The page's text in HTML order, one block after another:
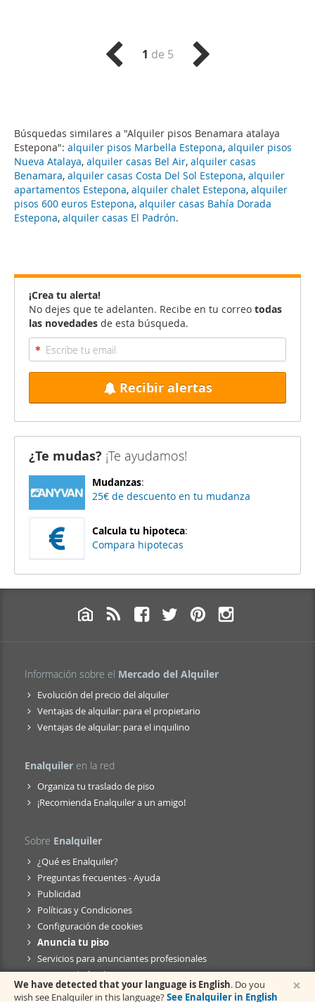
Búsquedas similares a "Alquiler pisos Benamara atalaya
Estepona": alquiler pisos Marbella Estepona, alquiler pisos
Nueva Atalaya, alquiler casas Bel Air, alquiler casas
Benamara, alquiler casas Costa Del Sol Estepona, alquiler
apartamentos Estepona, alquiler chalet Estepona, alquiler
pisos 600 euros Estepona, alquiler casas Bahía Dorada
Estepona, alquiler casas El Padrón.
1 de 5
¡Crea tu alerta!
No dejes que te adelanten. Recibe en tu correo todas
las novedades de esta búsqueda.
Recibir alertas
¿Te mudas? ¡Te ayudamos!
Mudanzas:
25€ de descuento en tu mudanza
Calcula tu hipoteca:
Compara hipotecas
Información sobre el Mercado del Alquiler
Evolución del precio del alquiler
Ventajas de alquilar: para el propietario
Ventajas de alquilar: para el inquilino
Enalquiler en la red
Organiza tu traslado de piso
¡Recomienda Enalquiler a un amigo!
Sobre Enalquiler
¿Qué es Enalquiler?
Preguntas frecuentes - Ayuda
Publicidad
Políticas y Condiciones
Configuración de cookies
Anuncia tu piso
Servicios para anunciantes profesionales
Anuncio de fusión
×
We have detected that your language is English. Do you
wish see Enalquiler in this language?See Enalquiler in English